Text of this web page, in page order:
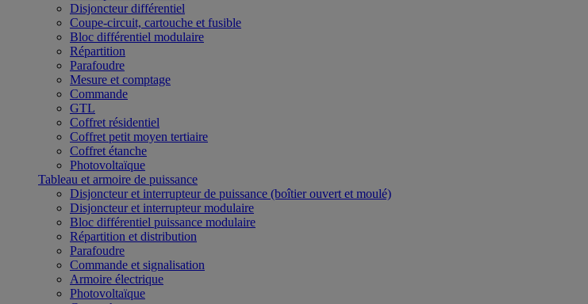
Disjoncteur différentiel
Coupe-circuit, cartouche et fusible
Bloc différentiel modulaire
Répartition
Parafoudre
Mesure et comptage
Commande
GTL
Coffret résidentiel
Coffret petit moyen tertiaire
Coffret étanche
Photovoltaïque
Tableau et armoire de puissance
Disjoncteur et interrupteur de puissance (boîtier ouvert et moulé)
Disjoncteur et interrupteur modulaire
Bloc différentiel puissance modulaire
Répartition et distribution
Parafoudre
Commande et signalisation
Armoire électrique
Photovoltaïque